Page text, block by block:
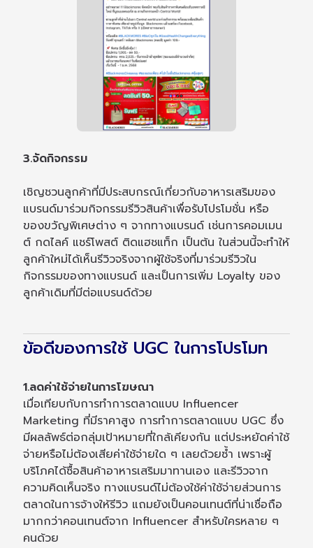
3.จัดกิจกรรม
เชิญชวนลูกค้าที่มีประสบกรณ์เกี่ยวกับอาหารเสริมของ
แบรนด์มาร่วมกิจกรรมรีวิวสินค้าเพื่อรับโปรโมชั่น หรือ
ของขวัญพิเศษต่าง ๆ จากทางแบรนด์ เช่นการคอมเมน
ต์ กดไลค์ แชร์โพสต์ ติดแฮชแท็ก เป็นต้น ในส่วนนี้จะทำให้
ลูกค้าใหม่ได้เห็นรีวิวจริงจากผู้ใช้จริงที่มาร่วมรีวิวใน
กิจกรรมของทางแบรนด์ และเป็นการเพิ่ม Loyalty ของ
ลูกค้าเดิมที่มีต่อแบรนด์ด้วย
ข้อดีของการใช้ UGC ในการโปรโมท
1.ลดค่าใช้จ่ายในการโฆษณา
เมื่อเทียบกับการทำการตลาดแบบ Influencer
Marketing ที่มีราคาสูง การทำการตลาดแบบ UGC ซึ่ง
มีผลลัพธ์ต่อกลุ่มเป้าหมายที่ใกล้เคียงกัน แต่ประหยัดค่าใช้
จ่ายหรือไม่ต้องเสียค่าใช้จ่ายใด ๆ เลยด้วยซ้ำ เพราะผู้
บริโภคได้ซื้อสินค้าอาหารเสริมมาทานเอง และรีวิวจาก
ความคิดเห็นจริง ทางแบรนด์ไม่ต้องใช้ค่าใช้จ่ายส่วนการ
ตลาดในการจ้างให้รีวิว แถมยังเป็นคอนเทนต์ที่น่าเชื่อถือ
มากกว่าคอนเทนต์จาก Influencer สำหรับใครหลาย ๆ
คนด้วย